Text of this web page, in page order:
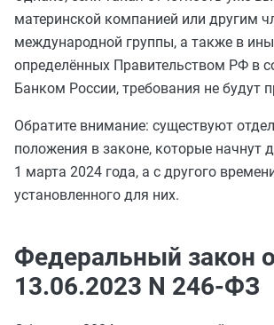
материнской компанией или другим
международной группы, а также в
определённых Правительством РФ в
Банком России, требования не будут
Обратите внимание: существуют
положения в законе, которые начнут
1 марта 2024 года, а с другого
установленного для них.
Федеральный закон
13.06.2023 N 246-ФЗ